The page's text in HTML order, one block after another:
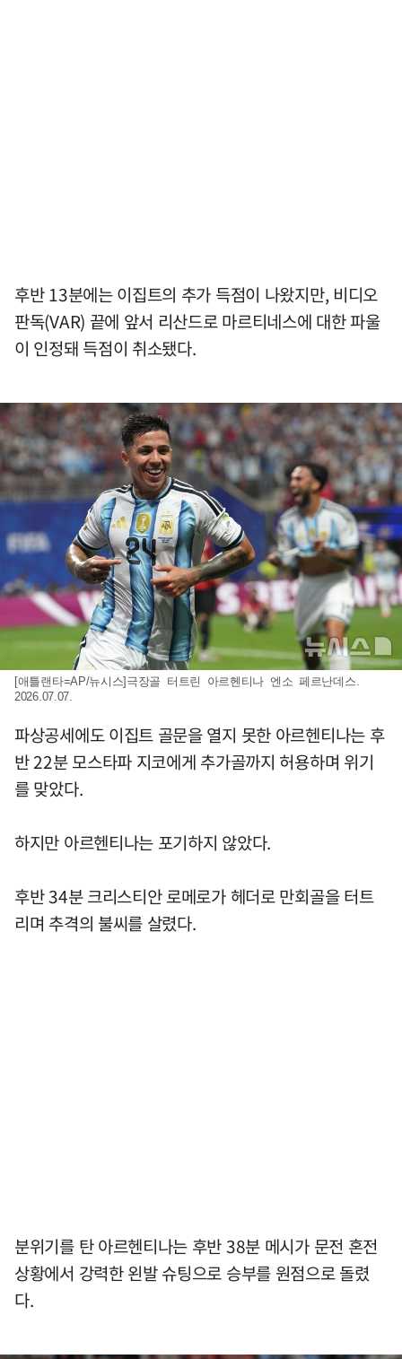
후반 13분에는 이집트의 추가 득점이 나왔지만, 비디오
판독(VAR) 끝에 앞서 리산드로 마르티네스에 대한 파울
이 인정돼 득점이 취소됐다.
[애틀랜타=AP/뉴시스]극장골 터트린 아르헨티나 엔소 페르난데스.
2026.07.07.
파상공세에도 이집트 골문을 열지 못한 아르헨티나는 후
반 22분 모스타파 지코에게 추가골까지 허용하며 위기
를 맞았다.
하지만 아르헨티나는 포기하지 않았다.
후반 34분 크리스티안 로메로가 헤더로 만회골을 터트
리며 추격의 불씨를 살렸다.
분위기를 탄 아르헨티나는 후반 38분 메시가 문전 혼전
상황에서 강력한 왼발 슈팅으로 승부를 원점으로 돌렸
다.